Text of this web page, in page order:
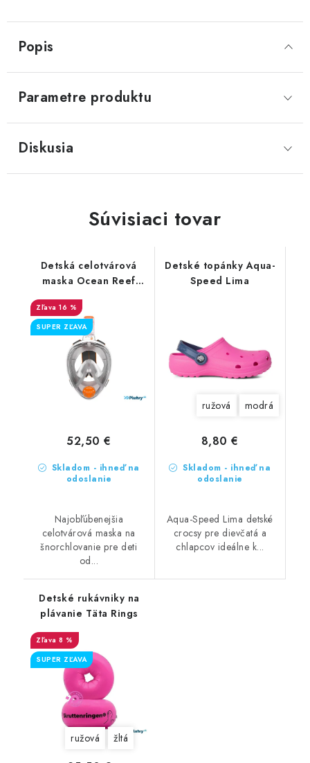
Popis
Parametre produktu
Diskusia
Súvisiaci tovar
Detská celotvárová
maska Ocean Reef
Aria Junior
16 %
SUPER ZĽAVA
Skladom - ihneď na
odoslanie
52,50 €
Najobľúbenejšia
celotvárová maska na
šnorchlovanie pre deti
od...
Detské topánky Aqua-
Speed Lima
ružová modrá
Skladom - ihneď na
odoslanie
8,80 €
Aqua-Speed Lima detské
crocsy pre dievčatá a
chlapcov ideálne k...
Detské rukávniky na
plávanie Täta Rings
8 %
SUPER ZĽAVA
ružová žltá